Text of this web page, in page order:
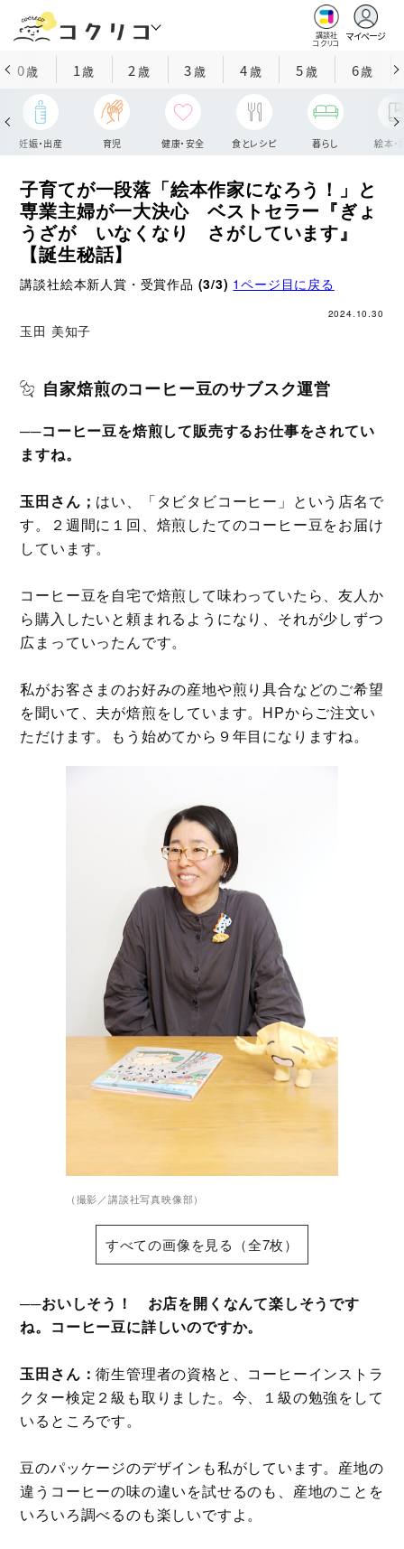
講談社
コクリコ
マイページ
0歳 1歳 2 歳 3歳 4歳 5歳 6歳
妊娠・出産 育児 健康・安全 食とレシピ 暮らし 絵本・
子育てが一段落「絵本作家になろう！」と
専業主婦が一大決心 ベストセラー『ぎょ
うざが いなくなり さがしています』
【誕生秘話】
講談社絵本新人賞・受賞作品 (3/3) 1ページ目に戻る
2024.10.30
玉田 美知子
自家焙煎のコーヒー豆のサブスク運営
──コーヒー豆を焙煎して販売するお仕事をされてい
ますね。
玉田さん； はい、「タビタビコーヒー」という店名で
す。２週間に１回、焙煎したてのコーヒー豆をお届け
しています。
コーヒー豆を自宅で焙煎して味わっていたら、友人か
ら購入したいと頼まれるようになり、それが少しずつ
広まっていったんです。
私がお客さまのお好みの産地や煎り具合などのご希望
を聞いて、夫が焙煎をしています。HPからご注文い
ただけます。もう始めてから９年目になりますね。
（撮影／講談社写真映像部）
すべての画像を見る（全7枚）
──おいしそう！ お店を開くなんて楽しそうです
ね。コーヒー豆に詳しいのですか。
玉田さん：衛生管理者の資格と、コーヒーインストラ
クター検定２級も取りました。今、１級の勉強をして
いるところです。
豆のパッケージのデザインも私がしています。産地の
違うコーヒーの味の違いを試せるのも、産地のことを
いろいろ調べるのも楽しいですよ。